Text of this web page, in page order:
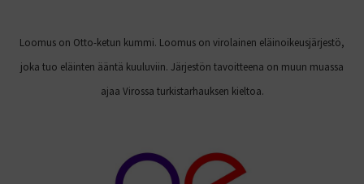
Loomus on Otto-ketun kummi. Loomus on virolainen eläinoikeusjärjestö,
joka tuo eläinten ääntä kuuluviin. Järjestön tavoitteena on muun muassa
ajaa Virossa turkistarhauksen kieltoa.